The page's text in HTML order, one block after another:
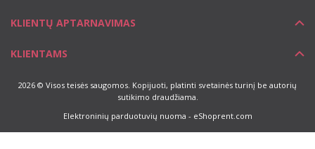
KLIENTŲ APTARNAVIMAS
KLIENTAMS
2026 © Visos teisės saugomos. Kopijuoti, platinti svetainės turinį be autorių
sutikimo draudžiama.
Elektroninių parduotuvių nuoma - eShoprent.com